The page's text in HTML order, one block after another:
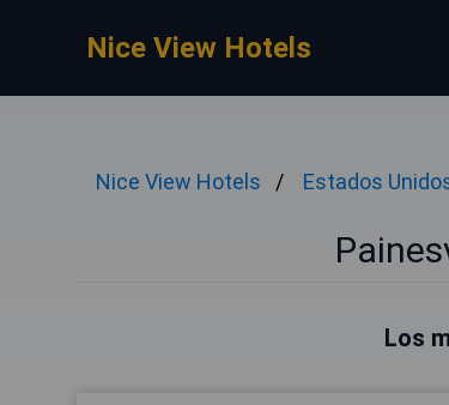
Nice View Hotels
Nice View Hotels Estados
Los